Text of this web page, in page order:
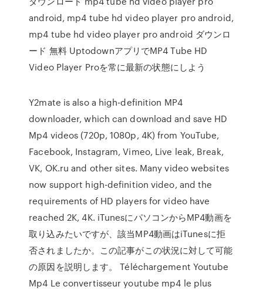
android, mp4 tube hd video player pro android,
mp4 tube hd video player pro android ダウンロ
ード 無料 UptodownアプリでMP4 Tube HD
Video Player Proを常に最新の状態にしよう
Y2mate is also a high-definition MP4
downloader, which can download and save HD
Mp4 videos (720p, 1080p, 4K) from YouTube,
Facebook, Instagram, Vimeo, Live leak, Break,
VK, OK.ru and other sites. Many video websites
now support high-definition video, and the
requirements of HD players for video have
reached 2K, 4K. iTunesにパソコンからMP4動画を
取り込みたいですが、該当MP4動画はiTunesに拒
否されましたか。この記事がこの状況に対して可能
の原因を説明します。 Téléchargement Youtube
Mp4 Le convertisseur youtube mp4 le plus